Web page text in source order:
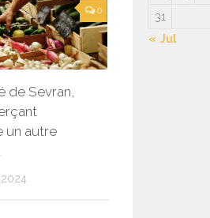
0
de Sevran,
un autre
31
« Jul